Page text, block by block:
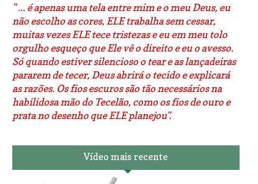
" ... é apenas uma tela entre mim e o meu Deus, eu
não escolho as cores, ELE trabalha sem cessar,
muitas vezes ELE tece tristezas e eu em meu tolo
orgulho esqueço que Ele vê o direito e eu o avesso.
Só quando estiver silencioso o tear e as lançadeiras
pararem de tecer, Deus abrirá o tecido e explicará
as razões. Os fios escuros são tão necessários na
habilidosa mão do Tecelão, como os fios de ouro e
prata no desenho que ELE planejou".
Vídeo mais recente